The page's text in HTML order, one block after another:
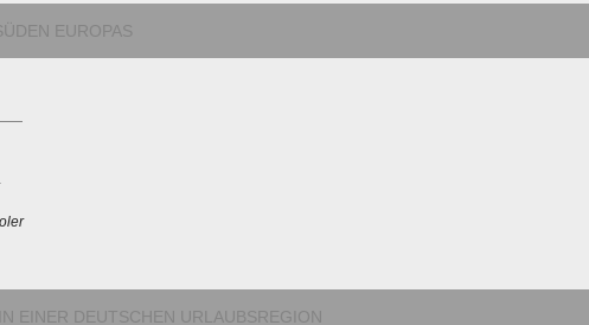
EUROPAS
EINER DEUTSCHEN URLAUBSREGION